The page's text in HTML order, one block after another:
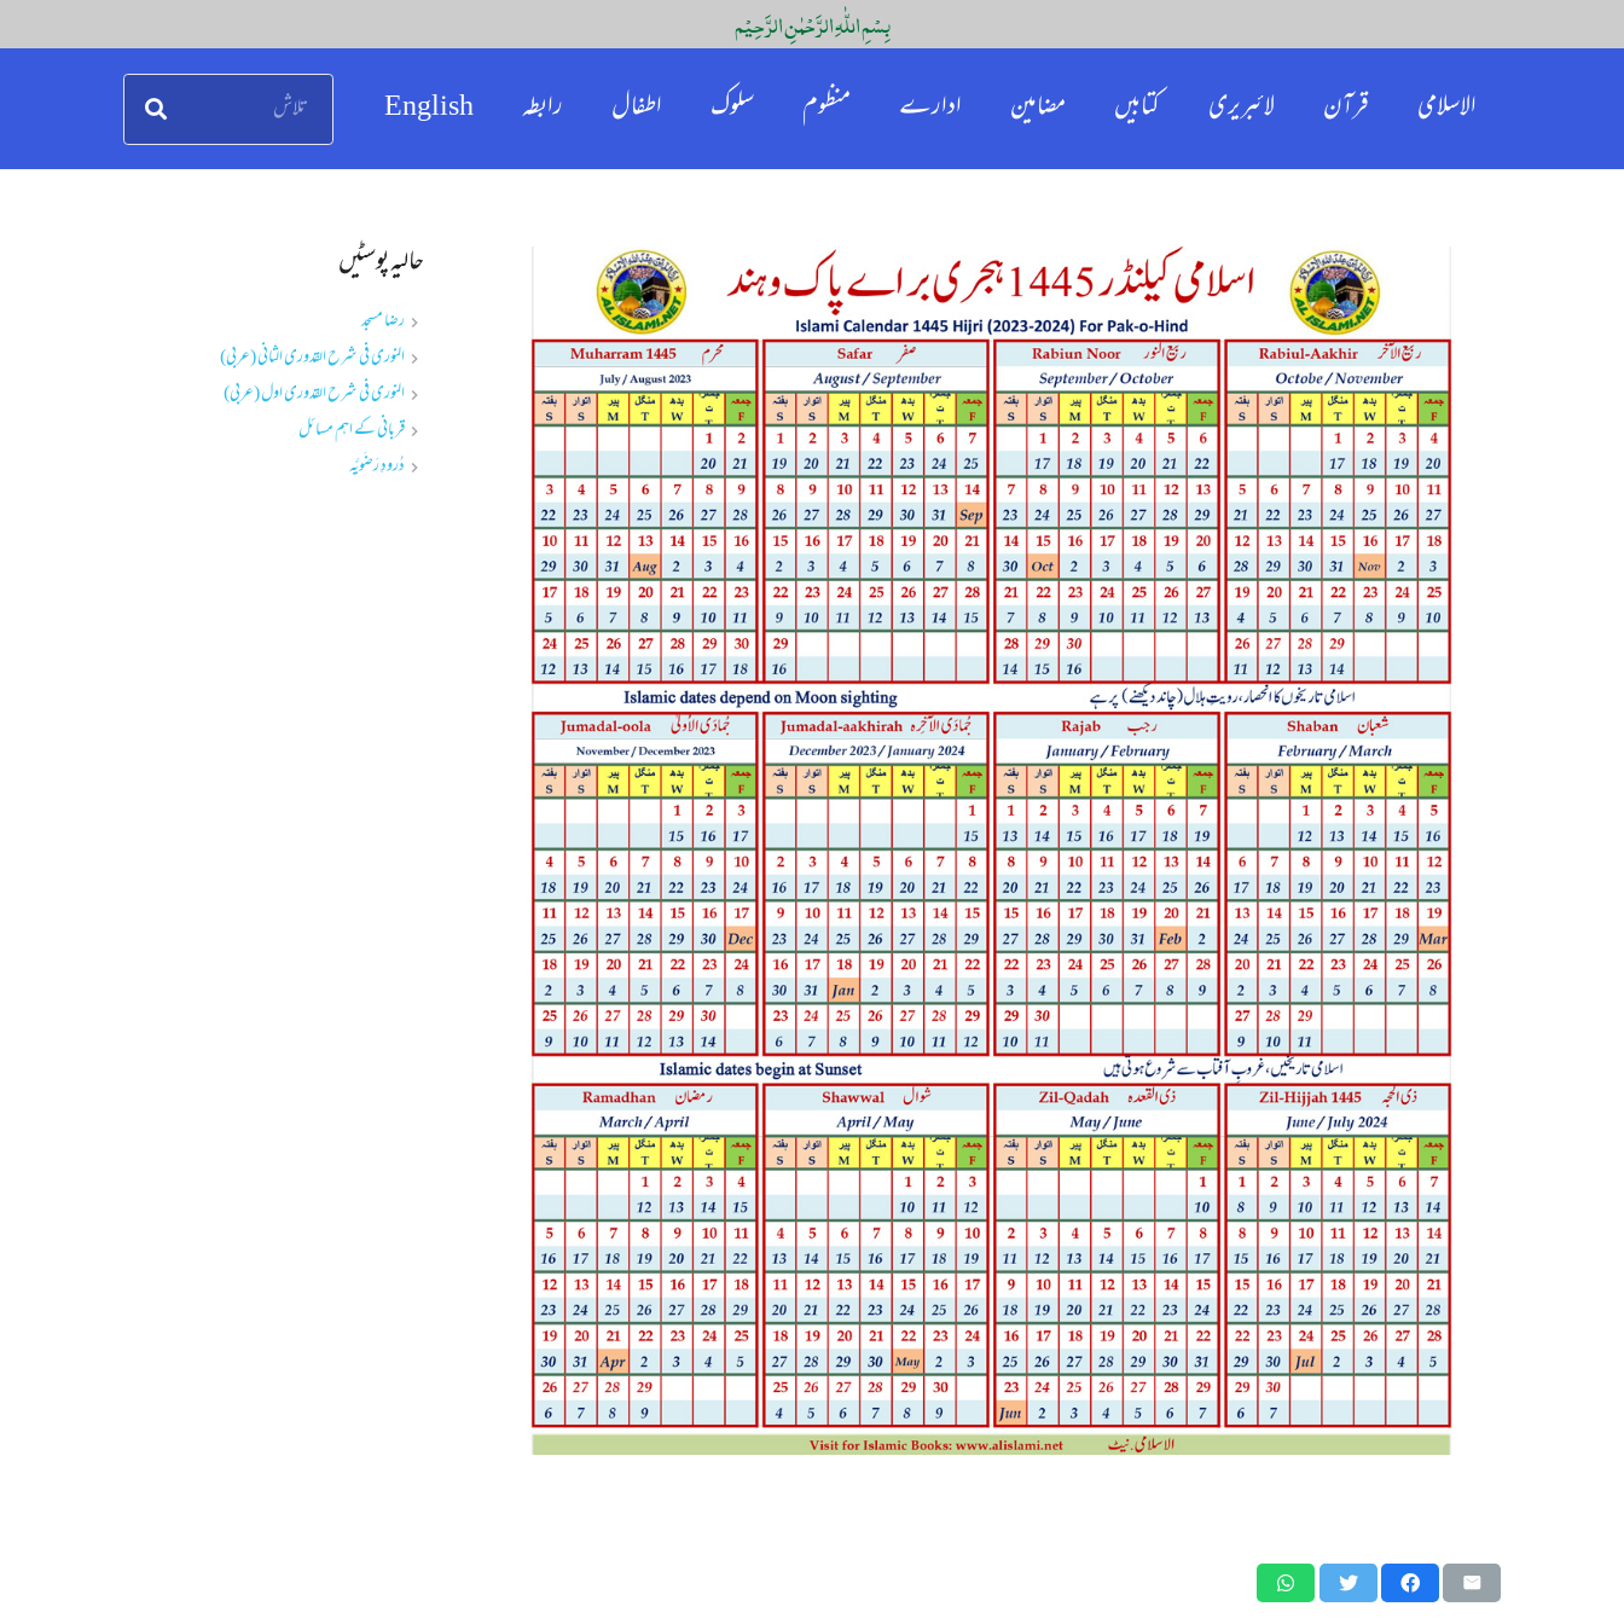
بِسْمِ اللّٰہِ الرَّحْمٰنِ الرَّحِیْم
الاسلامی
قرآن لائبریری کتابیں مضامین ادارے منظوم سلوک اطفال رابطہ English
حالیہ پوسٹیں
رضا مسجد
النوری فی شرح القدوری الثانی (عربی)
النوری فی شرح القدوری اول (عربی)
قربانی کے اہم مسائل
دُرودِ رَضَویَّہ